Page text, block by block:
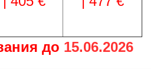
до 15.06.2026